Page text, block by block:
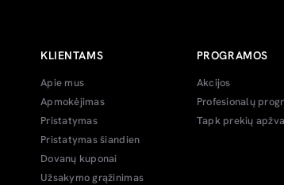
KLIENTAMS
Apie mus
Apmokėjimas
Pristatymas
Pristatymas šiandien
Dovanų kuponai
Užsakymo grąžinimas
PROGRAMOS
Akcijos
Profesionalų
Tapk prekių